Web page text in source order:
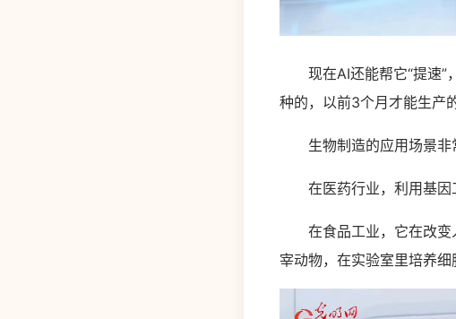
现在AI还能帮它“提速”
种的，以前3个月才能生产
生物制造的应用场景非
在医药行业，利用基因工
在食品工业，它在改变
宰动物，在实验室里培养细